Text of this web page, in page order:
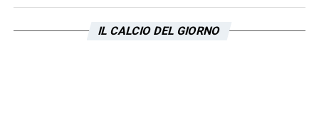
1 di bonus e la rivendita al 30%: entrambe le
offerte hanno ricevuto l’ok del Chelsea.
IL CALCIO DEL GIORNO